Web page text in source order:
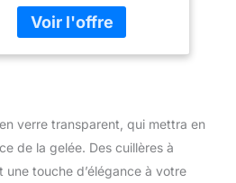
utilisation correcte IBILI
verre transparent, qui mettra en
de la gelée. Des cuillères à
touche d’élégance à votre